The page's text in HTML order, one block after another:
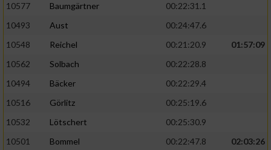
10577
Baumgärtner
00:22:31.1
10493
Aust
00:24:47.6
10548
Reichel 00:21:20.9
01:57:09
10562
Solbach
00:22:28.8
10494
Bäcker
00:22:29.4
10516
Görlitz
00:25:19.6
10532
Lötschert
00:25:30.9
10501
Bommel 00:22:47.8
02:03:26